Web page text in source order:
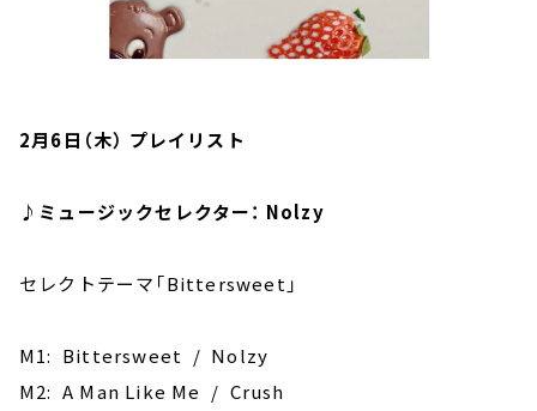
2月6日（木） プレイリスト
♪ミュージックセレクター： Nolzy
セレクトテーマ「Bittersweet」
M1: ‎Bittersweet / Nolzy
M2: A Man Like Me / Crush